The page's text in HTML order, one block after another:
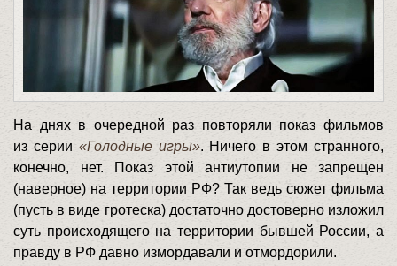
На днях в очередной раз повторяли показ фильмов
из серии «Голодные игры». Ничего в этом странного,
конечно, нет. Показ этой антиутопии не запрещен
(наверное) на территории РФ? Так ведь сюжет фильма
(пусть в виде гротеска) достаточно достоверно изложил
суть происходящего на территории бывшей России, а
правду в РФ давно измордавали и отмордорили.